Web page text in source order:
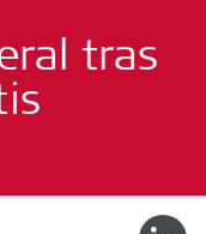
tras